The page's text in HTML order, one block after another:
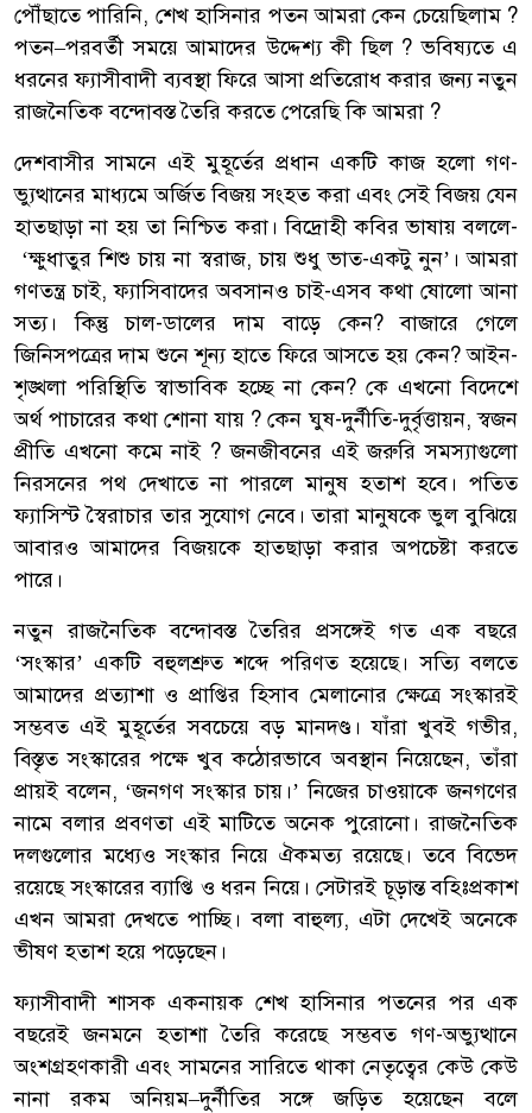
পৌঁছাতে পারিনি, শেখ হাসিনার পতন আমরা কেন চেয়েছিলাম ?
পতন–পরবর্তী সময়ে আমাদের উদ্দেশ্য কী ছিল ? ভবিষ্যতে এ
ধরনের ফ্যাসীবাদী ব্যবস্থা ফিরে আসা প্রতিরোধ করার জন্য নতুন
রাজনৈতিক বন্দোবস্ত তৈরি করতে পেরেছি কি আমরা ?
দেশবাসীর সামনে এই মুহূর্তের প্রধান একটি কাজ হলো গণ-
ভ্যুত্থানের মাধ্যমে অর্জিত বিজয় সংহত করা এবং সেই বিজয় যেন
হাতছাড়া না হয় তা নিশ্চিত করা। বিদ্রোহী কবির ভাষায় বললে-
‘ক্ষুধাতুর শিশু চায় না স্বরাজ, চায় শুধু ভাত-একটু নুন’। আমরা
গণতন্ত্র চাই, ফ্যাসিবাদের অবসানও চাই-এসব কথা ষোলো আনা
সত্য। কিন্তু চাল-ডালের দাম বাড়ে কেন? বাজারে গেলে
জিনিসপত্রের দাম শুনে শূন্য হাতে ফিরে আসতে হয় কেন? আইন-
শৃঙ্খলা পরিস্থিতি স্বাভাবিক হচ্ছে না কেন? কে এখনো বিদেশে
অর্থ পাচারের কথা শোনা যায় ? কেন ঘুষ-দুর্নীতি-দুর্বৃত্তায়ন, স্বজন
প্রীতি এখনো কমে নাই ? জনজীবনের এই জরুরি সমস্যাগুলো
নিরসনের পথ দেখাতে না পারলে মানুষ হতাশ হবে। পতিত
ফ্যাসিস্ট স্বৈরাচার তার সুযোগ নেবে। তারা মানুষকে ভুল বুঝিয়ে
আবারও আমাদের বিজয়কে হাতছাড়া করার অপচেষ্টা করতে
পারে।
নতুন রাজনৈতিক বন্দোবস্ত তৈরির প্রসঙ্গেই গত এক বছরে
‘সংস্কার’ একটি বহুলশ্রুত শব্দে পরিণত হয়েছে। সত্যি বলতে
আমাদের প্রত্যাশা ও প্রাপ্তির হিসাব মেলানোর ক্ষেত্রে সংস্কারই
সম্ভবত এই মুহূর্তের সবচেয়ে বড় মানদণ্ড। যাঁরা খুবই গভীর,
বিস্তৃত সংস্কারের পক্ষে খুব কঠোরভাবে অবস্থান নিয়েছেন, তাঁরা
প্রায়ই বলেন, ‘জনগণ সংস্কার চায়।’ নিজের চাওয়াকে জনগণের
নামে বলার প্রবণতা এই মাটিতে অনেক পুরোনো। রাজনৈতিক
দলগুলোর মধ্যেও সংস্কার নিয়ে ঐকমত্য রয়েছে। তবে বিভেদ
রয়েছে সংস্কারের ব্যাপ্তি ও ধরন নিয়ে। সেটারই চূড়ান্ত বহিঃপ্রকাশ
এখন আমরা দেখতে পাচ্ছি। বলা বাহুল্য, এটা দেখেই অনেকে
ভীষণ হতাশ হয়ে পড়েছেন।
ফ্যাসীবাদী শাসক একনায়ক শেখ হাসিনার পতনের পর এক
বছরেই জনমনে হতাশা তৈরি করেছে সম্ভবত গণ-অভ্যুত্থানে
অংশগ্রহণকারী এবং সামনের সারিতে থাকা নেতৃত্বের কেউ কেউ
নানা রকম অনিয়ম–দুর্নীতির সঙ্গে জড়িত হয়েছেন বলে